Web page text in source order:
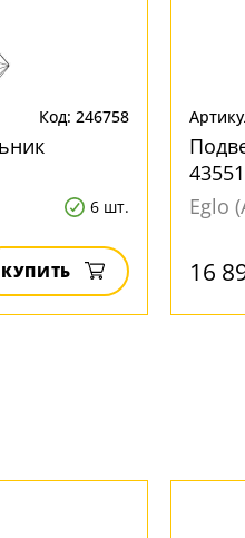
Код: 246758
6 шт.
КУПИТЬ
43551
Eglo
16